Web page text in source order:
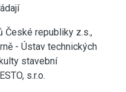
České republiky z.s.,
- Ústav technických
stavební
s.r.o.